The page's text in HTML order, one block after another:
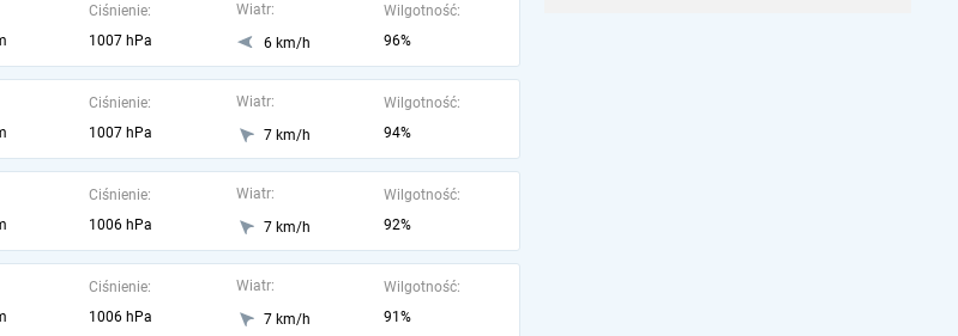
Ciśnienie:
1007 hPa
Wiatr:
6 km/h
Wilgotność:
96%
Ciśnienie:
1007 hPa
Wiatr:
7 km/h
Wilgotność:
94%
Ciśnienie:
1006 hPa
Wiatr:
7 km/h
Wilgotność:
92%
Ciśnienie:
1006 hPa
Wiatr:
7 km/h
Wilgotność:
91%